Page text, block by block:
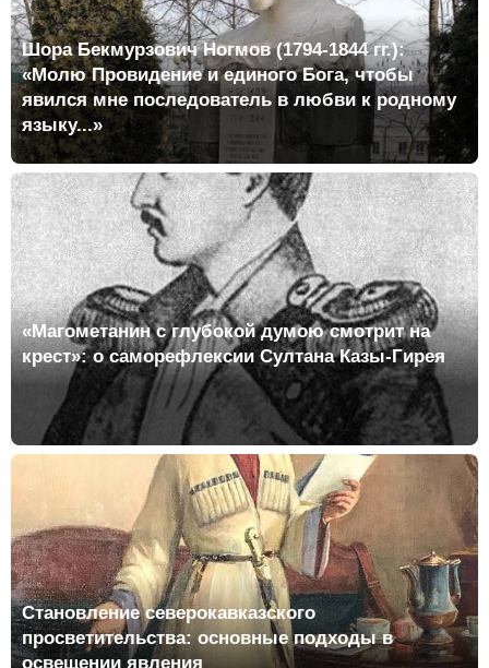
Шора Бекмурзович Ногмов (1794-1844 гг.):
«Молю Провидение и единого Бога, чтобы
явился мне последователь в любви к родному
языку...»
«Магометанин с глубокой думою смотрит на
крест»: о саморефлексии Султана Казы-Гирея
Становление северокавказского
просветительства: основные подходы в
освещении явления